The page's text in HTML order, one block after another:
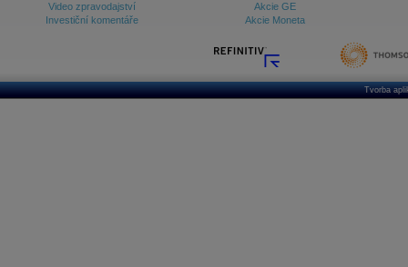
Databanka - Veřejné rozpočty
Databanka akcie - Svět
Video zpravodajství
Investiční komentáře
Akcie GE
Akcie Moneta
Tvorba